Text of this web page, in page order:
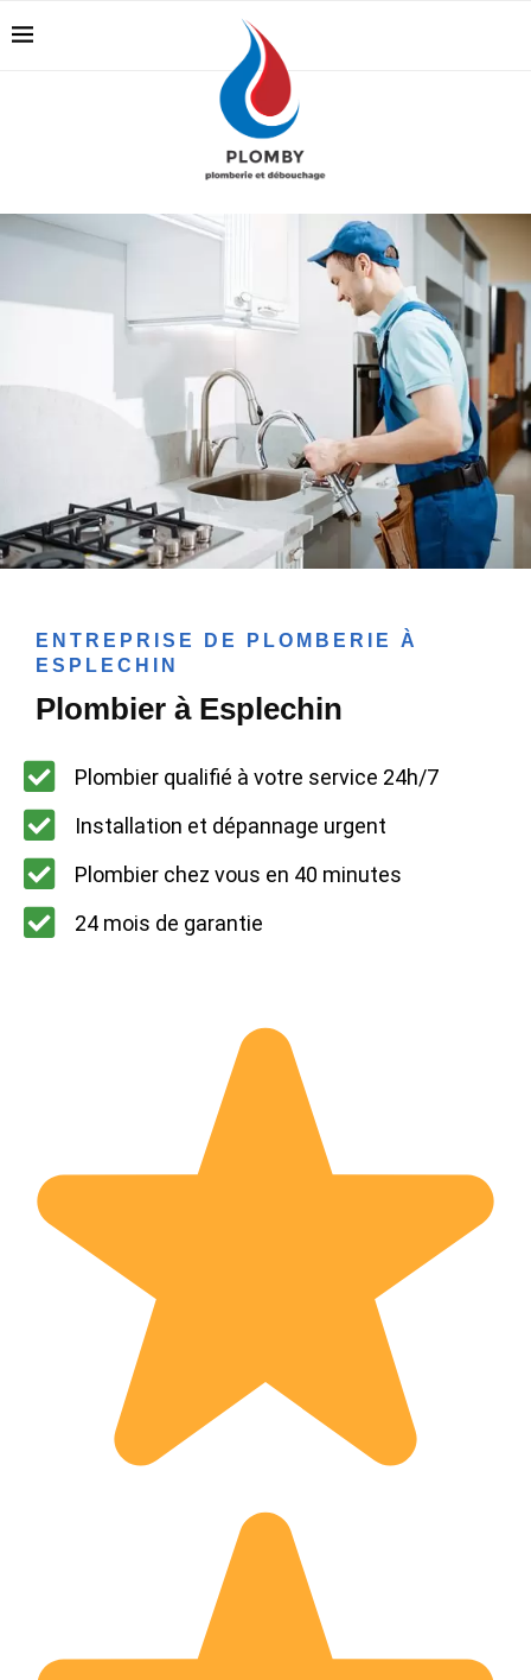
ENTREPRISE DE PLOMBERIE À
ESPLECHIN
Plombier à Esplechin
Plombier qualifié à votre service 24h/7
Installation et dépannage urgent
Plombier chez vous en 40 minutes
24 mois de garantie